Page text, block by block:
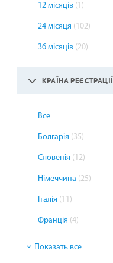
12 місяців (1)
24 місяця (102)
36 місяців (20)
КРАЇНА
Все
Болгарія (35)
Словенія (12)
Німеччина (25)
Італія (11)
Франція (4)
Показать все